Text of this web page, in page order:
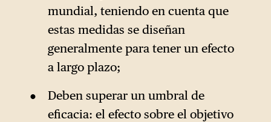
mundial, teniendo en cuenta que
estas medidas se diseñan
generalmente para tener un efecto
a largo plazo;
Deben superar un umbral de
eficacia: el efecto sobre el objetivo